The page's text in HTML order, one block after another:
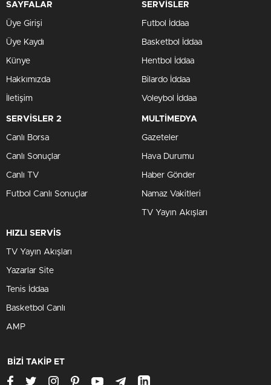
SAYFALAR
Üye Girişi
Üye Kaydı
Künye
Hakkımızda
İletişim
SERVİSLER
Futbol İddaa
Basketbol İddaa
Hentbol İddaa
Bilardo İddaa
Voleybol İddaa
SERVİSLER 2
Canlı Borsa
Canlı Sonuçlar
Canlı TV
Futbol Canlı Sonuçlar
MULTİMEDYA
Gazeteler
Hava Durumu
Haber Gönder
Namaz Vakitleri
TV Yayın Akışları
HIZLI SERVİS
TV Yayın Akışları
Yazarlar Site
Tenis İddaa
Basketbol Canlı
AMP
BİZİ TAKİP ET